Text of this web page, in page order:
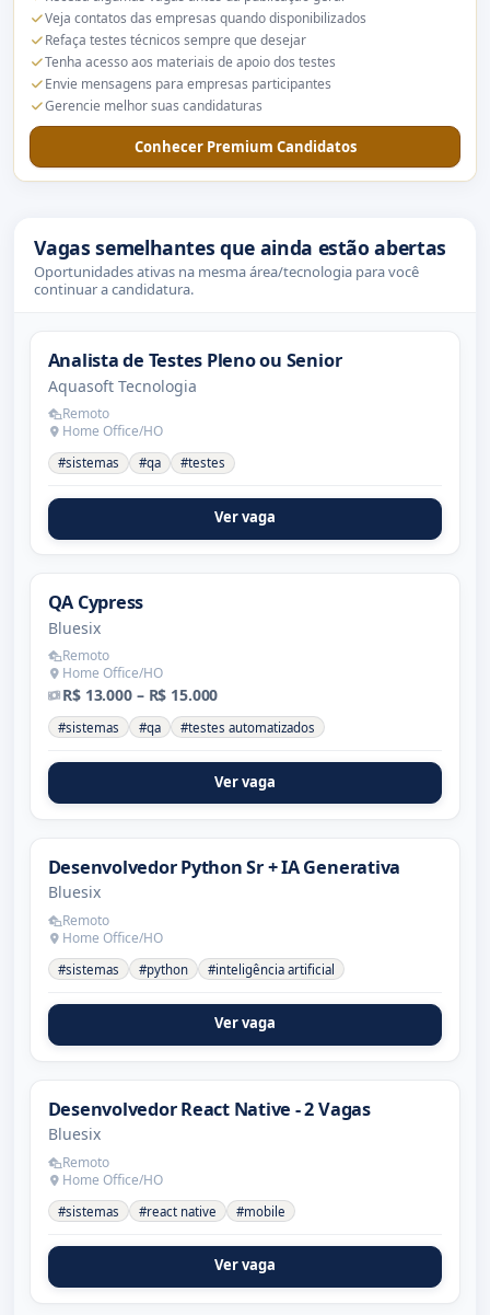
Veja contatos das empresas quando disponibilizados
Refaça testes técnicos sempre que desejar
Tenha acesso aos materiais de apoio dos testes
Envie mensagens para empresas participantes
Gerencie melhor suas candidaturas
Conhecer Premium Candidatos
Vagas semelhantes que ainda estão abertas
Oportunidades ativas na mesma área/tecnologia para você
continuar a candidatura.
Analista de Testes Pleno ou Senior
Aquasoft Tecnologia
Remoto
Home Office/HO
#sistemas #qa #testes
Ver vaga
QA Cypress
Bluesix
Remoto
Home Office/HO
R$ 13.000 – R$ 15.000
#sistemas #qa #testes automatizados
Ver vaga
Desenvolvedor Python Sr + IA Generativa
Bluesix
Remoto
Home Office/HO
#sistemas #python #inteligência artificial
Ver vaga
Desenvolvedor React Native - 2 Vagas
Bluesix
Remoto
Home Office/HO
#sistemas #react native #mobile
Ver vaga